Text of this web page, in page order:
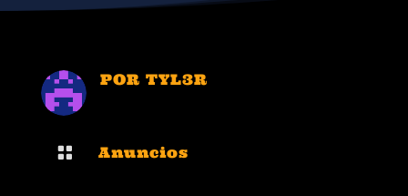
POR TYL3R
 Anuncios